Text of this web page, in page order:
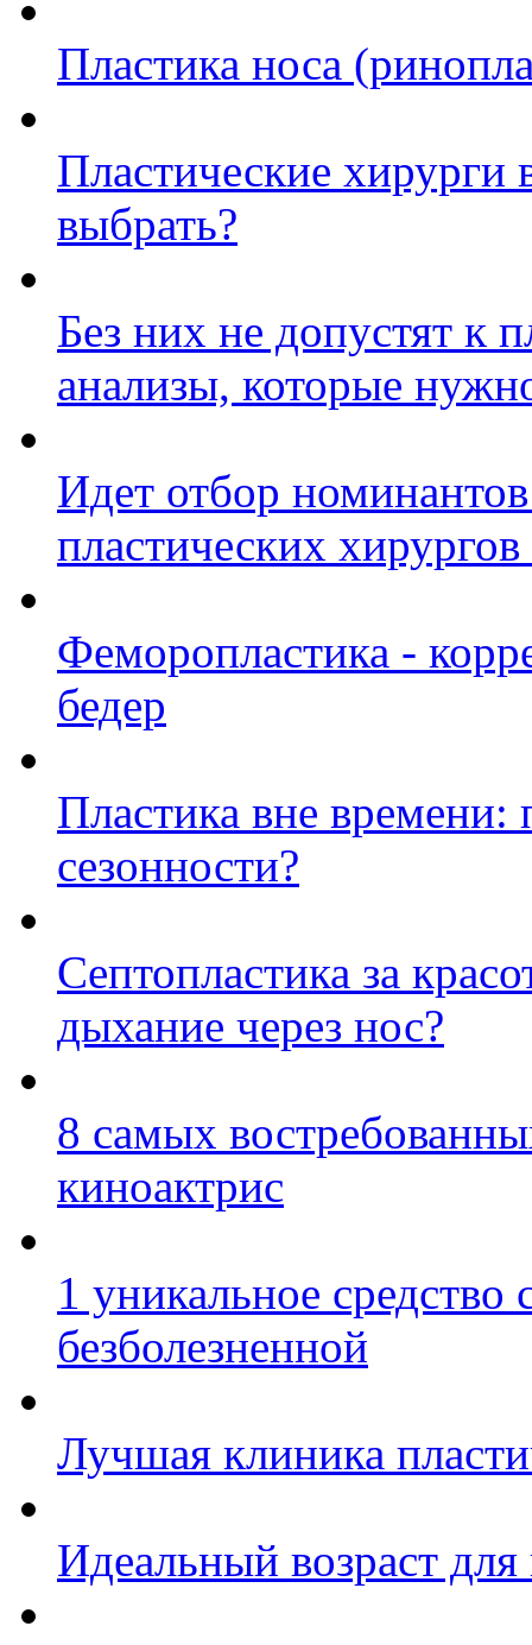
Пластика носа
Пластические хирурги
выбрать?
Без них не допустят к
анализы, которые
Идет отбор
пластических
Феморопластика -
бедер
Пластика вне времени:
сезонности?
Септопластика за
дыхание через нос?
8 самых
киноактрис
1 уникальное средство
безболезненной
Лучшая клиника
Идеальный возраст для